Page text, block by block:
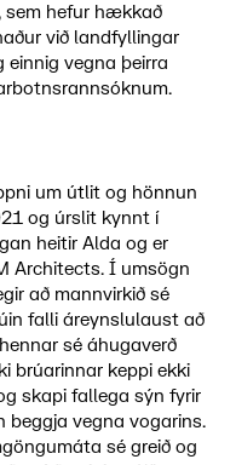
sem hefur hækkað
við landfyllingar
vegna þeirra
um útlit og hönnun
og úrslit kynnt í
heitir Alda og er
Architects. Í umsögn
að mannvirkið sé
falli áreynslulaust að
sé áhugaverð
brúarinnar keppi ekki
skapi fallega sýn fyrir
beggja vegna vogarins.
sé greið og